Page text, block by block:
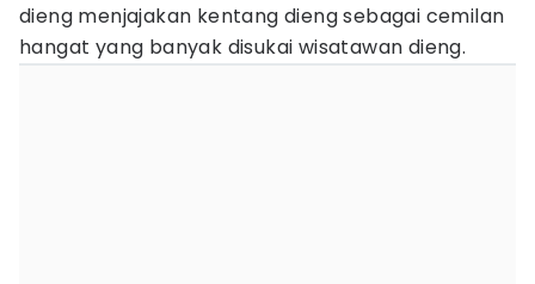
dieng menjajakan kentang dieng sebagai cemilan
hangat yang banyak disukai wisatawan dieng.